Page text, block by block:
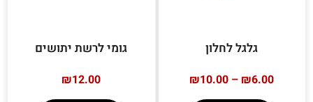
גלגל לחלון
₪6.00
–
₪10.00
גומי לרשת יתושים
₪12.00